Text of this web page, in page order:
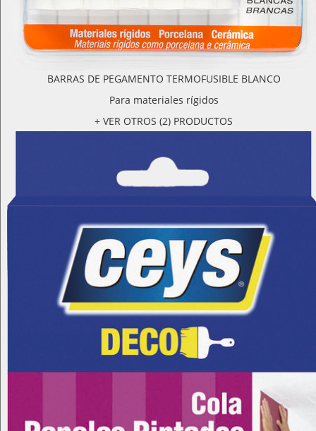
BARRAS DE PEGAMENTO TERMOFUSIBLE BLANCO
Para materiales rígidos
+ VER OTROS (2) PRODUCTOS